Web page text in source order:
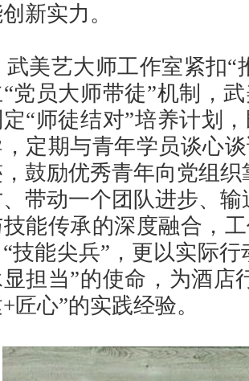
新实力。
武美艺大师工作室紧扣“
党员大师带徒”机制，
“师徒结对”培养计划
定期与青年学员谈心
鼓励优秀青年向党组
、带动一个团队进步、
能传承的深度融合，
“技能尖兵”，更以实际
担当”的使命，为酒店
匠心”的实践经验。